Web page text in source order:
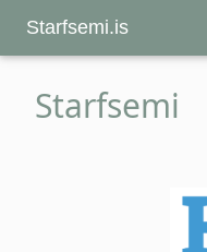
Starfsemi.is
Starfsemi